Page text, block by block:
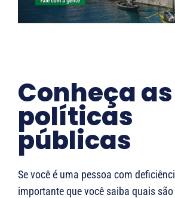
Conheça
políticas
públicas
Se você é uma pessoa com
importante que você saiba quais